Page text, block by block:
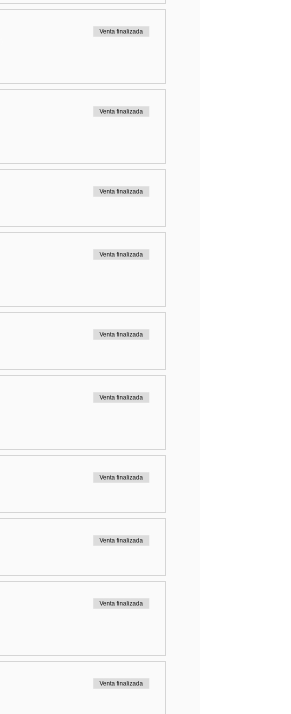
Venta finalizada
Venta finalizada
Venta finalizada
Venta finalizada
Venta finalizada
Venta finalizada
Venta finalizada
Venta finalizada
Venta finalizada
Venta finalizada